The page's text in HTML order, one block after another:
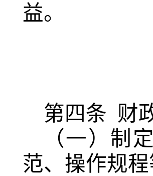
益。
第四条 财
（一）制
范、操作规